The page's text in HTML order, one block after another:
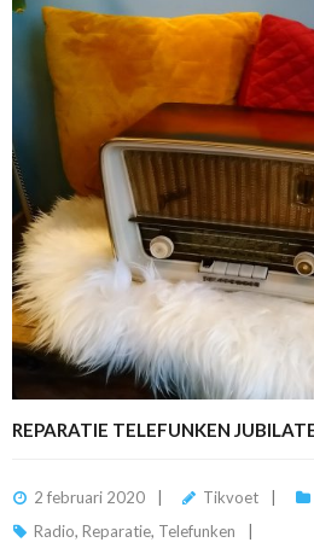
REPARATIE TELEFUNKEN
2 februari 2020 Tikvoet
Radio, Reparatie, Telefunken